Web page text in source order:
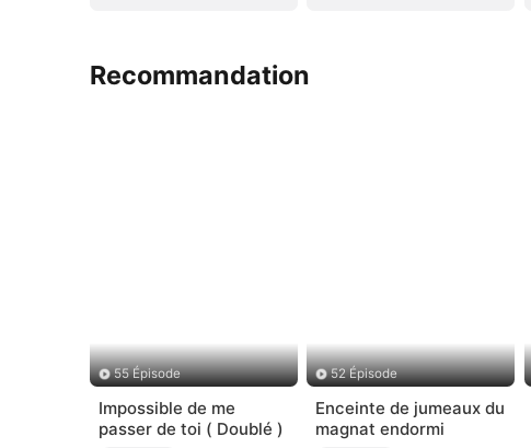
Recommandation
55 Épisode
Impossible de me
passer de toi ( Doublé )
52 Épisode
Enceinte de jumeaux du
magnat endormi